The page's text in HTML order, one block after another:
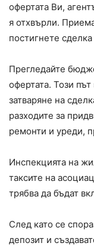
офертата Ви,
я отхвърли.
постигнете
Прегледайте
офертата. Този
затваряне на
разходите за
ремонти и уреди,
Инспекцията на
таксите на
трябва да бъдат
След като се
депозит и